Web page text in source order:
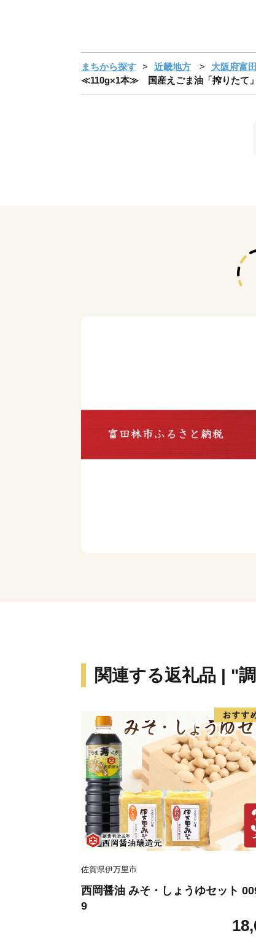
まちから探す 近畿地方 大阪府富
≪110g×1本≫ 国産えごま油「搾りたて」
関連する返礼品 | "
佐賀県伊万里市
西岡醤油 みそ・しょうゆセット
9